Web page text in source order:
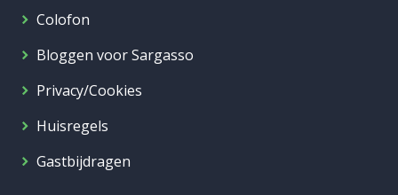
Colofon
Bloggen voor Sargasso
Privacy/Cookies
Huisregels
Gastbijdragen